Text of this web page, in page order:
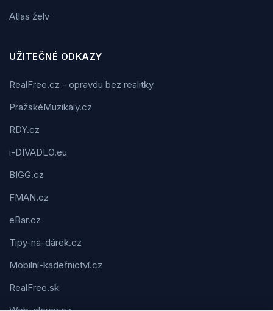
Atlas želv
UŽITEČNÉ ODKAZY
RealFree.cz - opravdu bez realitky
PražskéMuzikály.cz
RDY.cz
i-DIVADLO.eu
BIGG.cz
FMAN.cz
eBar.cz
Tipy-na-dárek.cz
Mobilní-kadeřnictví.cz
RealFree.sk